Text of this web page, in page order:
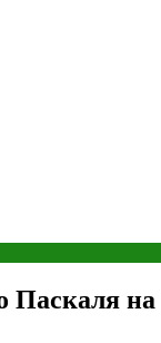
Паскаля